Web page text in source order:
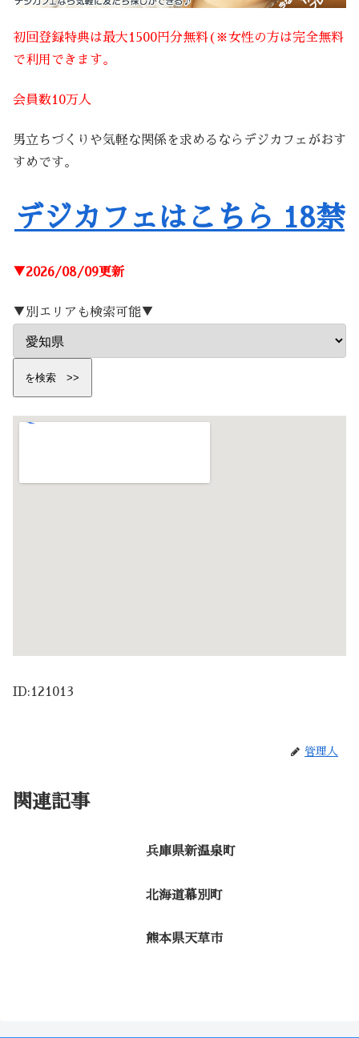
初回登録特典は最大1500円分無料(※女性の方は完全無料
で利用できます。
会員数10万人
男立ちづくりや気軽な関係を求めるならデジカフェがおす
すめです。
デジカフェはこちら 18禁
▼2026/08/09更新
▼別エリアも検索可能▼
ID:121013
管理人
関連記事
兵庫県新温泉町
北海道幕別町
熊本県天草市